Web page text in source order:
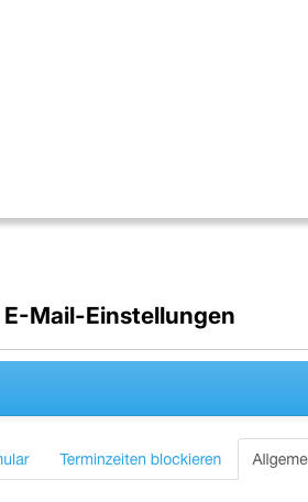
E-Mail-Einstellungen